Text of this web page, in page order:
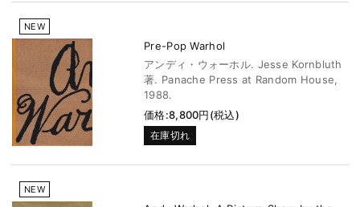
NEW
Pre-Pop Warhol
アンディ・ウォーホル. Jesse Kornbluth
著. Panache Press at Random House,
1988.
価格:8,800円(税込)
在庫切れ
NEW